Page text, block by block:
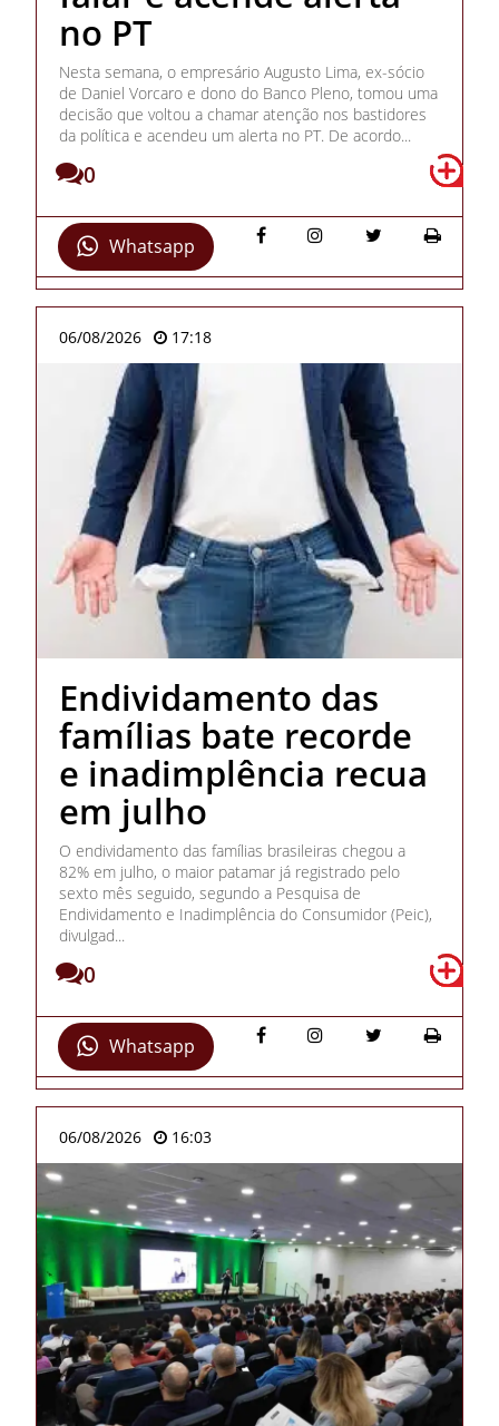
no PT
Nesta semana, o empresário Augusto Lima, ex-sócio
de Daniel Vorcaro e dono do Banco Pleno, tomou uma
decisão que voltou a chamar atenção nos bastidores
da política e acendeu um alerta no PT. De acordo...
0
Whatsapp
06/08/2026 17:18
Endividamento das
famílias bate recorde
e inadimplência recua
em julho
O endividamento das famílias brasileiras chegou a
82% em julho, o maior patamar já registrado pelo
sexto mês seguido, segundo a Pesquisa de
Endividamento e Inadimplência do Consumidor (Peic),
divulgad...
0
Whatsapp
06/08/2026 16:03